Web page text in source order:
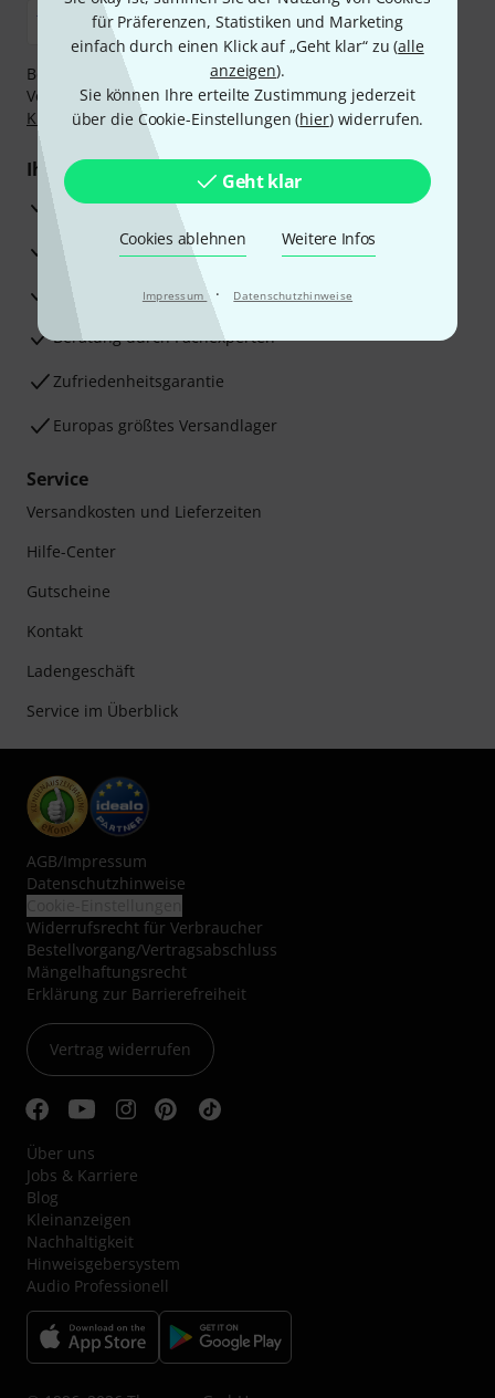
für Präferenzen, Statistiken und Marketing
einfach durch einen Klick auf „Geht klar“ zu (alle
anzeigen).
Sie können Ihre erteilte Zustimmung jederzeit
über die Cookie-Einstellungen (hier) widerrufen.
Geht klar
Cookies ablehnen Weitere Infos
Impressum · Datenschutzhinweise
Bezahlen Sie vertraulich und sicher per Nachnahme,
Vorkasse, PayPal, Amazon Pay,Klarna Sofort bezahlen
Klarna Ratenzahlungoder Kreditkarte.
Ihre Vorteile
3 Jahre Thomann Garantie
30 Tage Money-Back-Garantie
Reparaturservice
Beratung durch Fachexperten
Zufriedenheitsgarantie
Europas größtes Versandlager
Service
Versandkosten und Lieferzeiten
Hilfe-Center
Gutscheine
Kontakt
Ladengeschäft
Service im Überblick
AGB/Impressum
Datenschutzhinweise
Widerrufsrecht für Verbraucher
Bestellvorgang/Vertragsabschluss
Mängelhaftungsrecht
Erklärung zur Barrierefreiheit
Vertrag widerrufen
Über uns
Jobs & Karriere
Blog
Kleinanzeigen
Nachhaltigkeit
Hinweisgebersystem
Audio Professionell